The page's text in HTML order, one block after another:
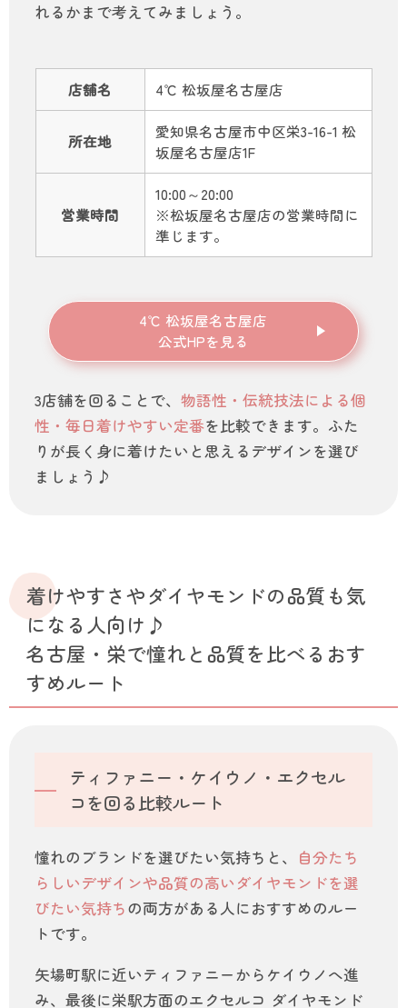
れるかまで考えてみましょう。
店舗名 4℃ 松坂屋名古屋店
所在地
愛知県名古屋市中区栄3-16-1 松
坂屋名古屋店1F
営業時間
10:00～20:00
※松坂屋名古屋店の営業時間に
準じます。
4℃ 松坂屋名古屋店
公式HPを見る
3店舗を回ることで、物語性・伝統技法による個
性・毎日着けやすい定番を比較できます。ふた
りが長く身に着けたいと思えるデザインを選び
ましょう♪
着けやすさやダイヤモンドの品質も気
になる人向け♪
名古屋・栄で憧れと品質を比べるおす
すめルート
ティファニー・ケイウノ・エクセル
コを回る比較ルート
憧れのブランドを選びたい気持ちと、
自分たち
らしいデザインや品質の高いダイヤモンドを選
びたい気持ちの両方がある人におすすめのルー
トです。
矢場町駅に近いティファニーからケイウノへ進
み、最後に栄駅方面のエクセルコ ダイヤモンド